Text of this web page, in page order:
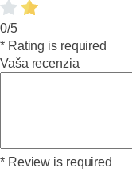
0/5
* Rating is required
Vaša recenzia
* Review is required